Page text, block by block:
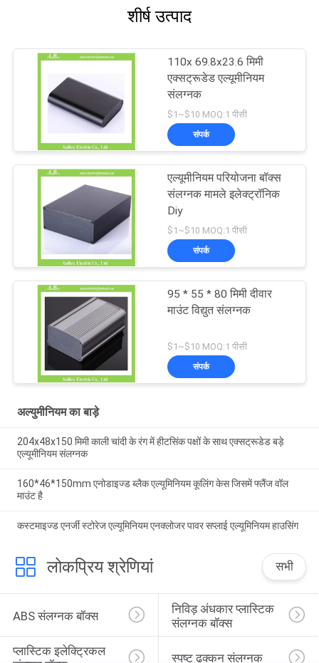
शीर्ष उत्पाद
110x 69.8x23.6 मिमी
एक्सट्रूडेड एल्यूमीनियम
संलग्नक
$1~$10 MOQ:1 पीसी
संपर्क
एल्यूमीनियम परियोजना बॉक्स
संलग्नक मामले इलेक्ट्रॉनिक
Diy
$1~$10 MOQ:1 पीसी
संपर्क
95 * 55 * 80 मिमी दीवार
माउंट विद्युत संलग्नक
$1~$10 MOQ:1 पीसी
संपर्क
अल्युमीनियम का बाड़े
204x48x150 मिमी काली चांदी के रंग में हीटसिंक पक्षों के साथ एक्सट्रूडेड बड़े
एल्यूमीनियम संलग्नक
160*46*150mm एनोडाइज्ड ब्लैक एल्यूमिनियम कूलिंग केस जिसमें फ्लैंज वॉल
माउंट है
कस्टमाइज्ड एनर्जी स्टोरेज एल्यूमिनियम एनक्लोजर पावर सप्लाई एल्यूमिनियम हाउसिंग
लोकप्रिय श्रेणियां सभी
ABS संलग्नक बॉक्स
निविड़ अंधकार प्लास्टिक
संलग्नक बॉक्स
प्लास्टिक इलेक्ट्रिकल
स्पष्ट ढक्कन संलग्नक